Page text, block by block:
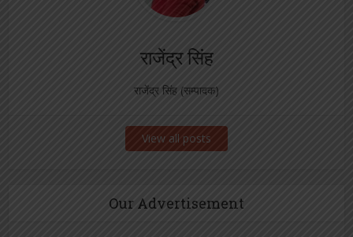
राजेंद्र सिंह
राजेंद्र सिंह (सम्पादक)
View all posts
Our Advertisement